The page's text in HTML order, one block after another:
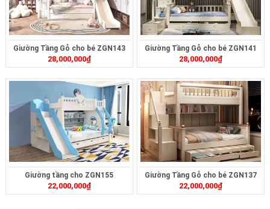
Giường Tầng Gỗ cho bé ZGN143
28,000,000₫
Giường Tầng Gỗ cho bé ZGN141
28,000,000₫
Giường tầng cho ZGN155
22,000,000₫
Giường Tầng Gỗ cho bé ZGN137
22,000,000₫